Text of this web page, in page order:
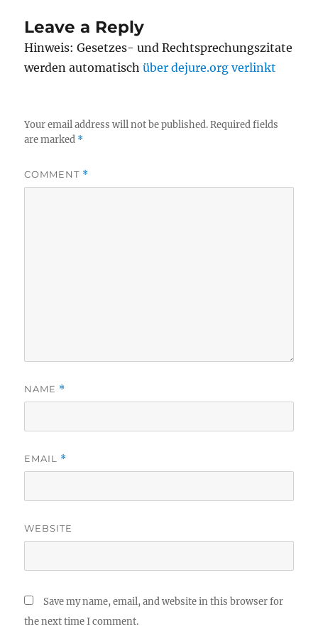
Leave a Reply
Hinweis: Gesetzes- und Rechtsprechungszitate
werden automatischüber dejure.org verlinkt
Your email address will not be published. Required fields
are marked *
COMMENT *
NAME *
EMAIL *
WEBSITE
Save my name, email, and website in this browser for
the next time I comment.